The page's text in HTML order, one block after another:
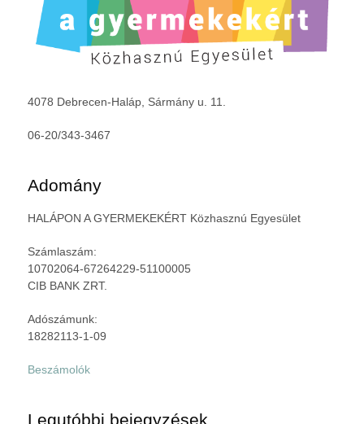
4078 Debrecen-Haláp, Sármány u. 11.
06-20/343-3467
Adomány
HALÁPON A GYERMEKEKÉRT Közhasznú Egyesület
Számlaszám:
10702064-67264229-51100005
CIB BANK ZRT.
Adószámunk:
18282113-1-09
Beszámolók
Legutóbbi bejegyzések